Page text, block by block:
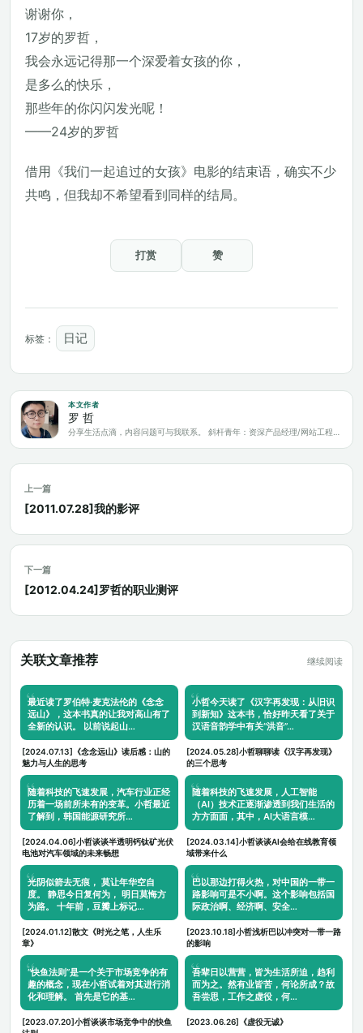
谢谢你，
17岁的罗哲，
我会永远记得那一个深爱着女孩的你，
是多么的快乐，
那些年的你闪闪发光呢！
——24岁的罗哲
借用《我们一起追过的女孩》电影的结束语，确实不少
共鸣，但我却不希望看到同样的结局。
打赏 赞
标签： 日记
本文作者
罗 哲
上一篇
[2011.07.28]我的影评
下一篇
[2012.04.24]罗哲的职业测评
关联文章推荐 继续阅读
最近读了罗伯特·麦克法伦的《念念
远山》，这本书真的让我对高山有了
全新的认识。 以前说起山…
[2024.07.13]《念念远山》读后感：山的
魅力与人生的思考
小哲今天读了《汉字再发现：从旧识
到新知》这本书，恰好昨天看了关于
汉语音韵学中有关“洪音”…
[2024.05.28]小哲聊聊读《汉字再发现》
的三个思考
随着科技的飞速发展，汽车行业正经
历着一场前所未有的变革。小哲最近
了解到，韩国能源研究所…
[2024.04.06]小哲谈谈半透明钙钛矿光伏
电池对汽车领域的未来畅想
随着科技的飞速发展，人工智能
（AI）技术正逐渐渗透到我们生活的
方方面面，其中，AI大语言模…
[2024.03.14]小哲谈谈AI会给在线教育领
域带来什么
光阴似箭去无痕， 莫让年华空自
度。 静思今日复何为， 明日莫悔方
为路。 十年前，豆瓣上标记…
[2024.01.12]散文《时光之笔，人生乐
章》
巴以那边打得火热，对中国的一带一
路影响可是不小啊。这个影响包括国
际政治啊、经济啊、安全…
[2023.10.18]小哲浅析巴以冲突对一带一路
的影响
“快鱼法则”是一个关于市场竞争的有
趣的概念，现在小哲试着对其进行消
化和理解。 首先是它的基…
[2023.07.20]小哲谈谈市场竞争中的快鱼
吾辈日以营营，皆为生活所迫，趋利
而为之。然有业皆苦，何论所成？故
吾尝思，工作之虚役，何…
[2023.06.26]《虚役无诚》